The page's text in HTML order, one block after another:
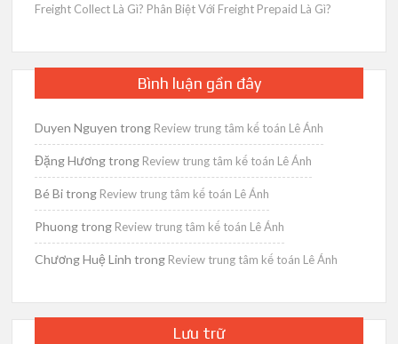
Freight Collect Là Gì? Phân Biệt Với Freight Prepaid Là Gì?
Bình luận gần đây
Duyen Nguyen trong Review trung tâm kế toán Lê Ánh
Đặng Hươngtrong Review trung tâm kế toán Lê Ánh
Bé Bitrong Review trung tâm kế toán Lê Ánh
Phuongtrong Review trung tâm kế toán Lê Ánh
Chương Huệ Linh trong Review trung tâm kế toán Lê Ánh
Lưu trữ